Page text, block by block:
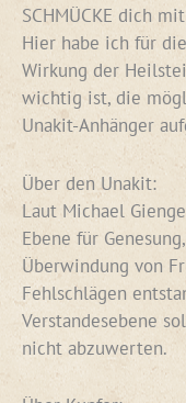
SCHMÜCKE dich
Hier habe ich für
Wirkung der
wichtig ist, die
Unakit-Anhänger
Über den Unakit:
Laut Michael
Ebene für
Überwindung von
Fehlschlägen
Verstandesebene
nicht abzuwerten.